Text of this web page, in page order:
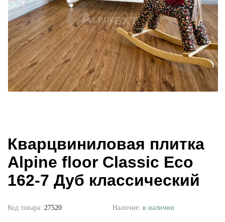
Кварцвиниловая плитка
Alpine floor Classic Есо
162-7 Дуб классический
Код товара: 27520 Наличие: в наличии